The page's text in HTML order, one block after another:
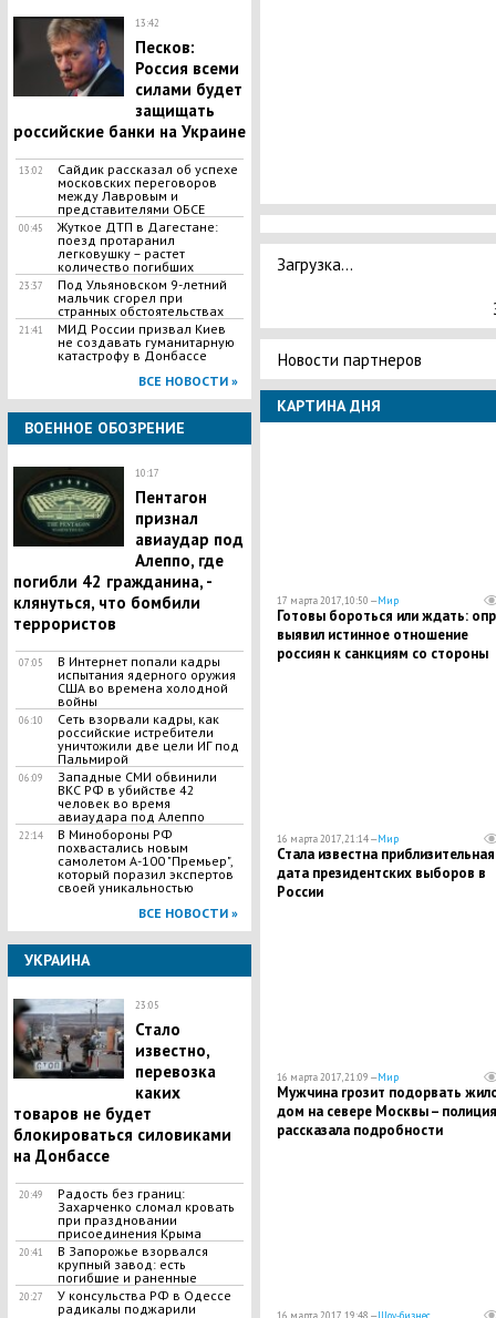
13:42
Песков:
Россия всеми
силами будет
защищать
российские банки на Украине
13:02
Сайдик рассказал об успехе
московских переговоров
между Лавровым и
представителями ОБСЕ
00:45
Жуткое ДТП в Дагестане:
поезд протаранил
легковушку – растет
количество погибших
23:37
Под Ульяновском 9-летний
мальчик сгорел при
странных обстоятельствах
21:41
МИД России призвал Киев
не создавать гуманитарную
катастрофу в Донбассе
ВСЕ НОВОСТИ »
ВОЕННОЕ ОБОЗРЕНИЕ
10:17
Пентагон
признал
авиаудар под
Алеппо, где
погибли 42 гражданина, -
клянуться, что бомбили
террористов
07:05
В Интернет попали кадры
испытания ядерного оружия
США во времена холодной
войны
06:10
Сеть взорвали кадры, как
российские истребители
уничтожили две цели ИГ под
Пальмирой
06:09
Западные СМИ обвинили
ВКС РФ в убийстве 42
человек во время
авиаудара под Алеппо
22:14
В Минобороны РФ
похвастались новым
самолетом А-100 "Премьер",
который поразил экспертов
своей уникальностью
ВСЕ НОВОСТИ »
УКРАИНА
23:05
Стало
известно,
перевозка
каких
товаров не будет
блокироваться силовиками
на Донбассе
20:49
​Радость без границ:
Захарченко сломал кровать
при праздновании
присоединения Крыма
20:41
В Запорожье взорвался
крупный завод: есть
погибшие и раненные
20:27
У консульства РФ в Одессе
радикалы поджарили
Загрузка...
Новости партнеров
КАРТИНА ДНЯ
17 марта 2017, 10:50 —Мир
Готовы бороться или ждать:
выявил истинное отношение
россиян к санкциям со стороны
16 марта 2017, 21:14 —Мир
Стала известна приблизительная
дата президентских выборов в
России
16 марта 2017, 21:09 —Мир
Мужчина грозит подорвать
дом на севере Москвы – полиция
рассказала подробности
16 марта 2017, 19:48 —Шоу-бизнес